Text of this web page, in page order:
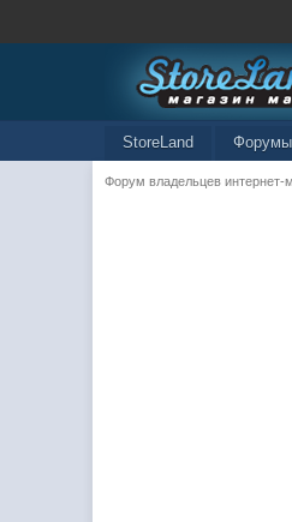
StoreLand Форумы
Форум владельцев интернет-